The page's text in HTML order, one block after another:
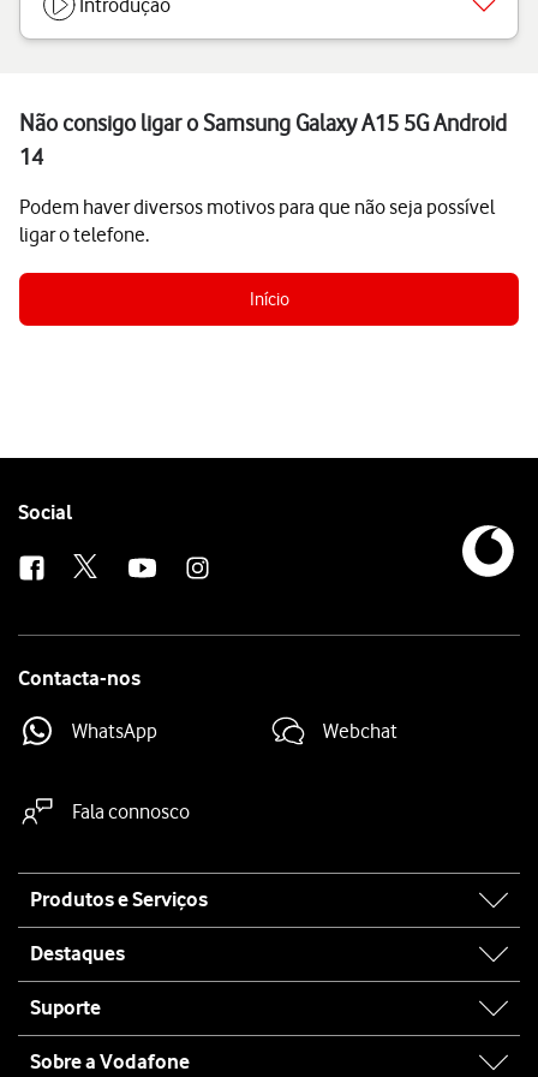
Introdução
Não consigo ligar o Samsung Galaxy A15 5G Android
14
Podem haver diversos motivos para que não seja possível
ligar o telefone.
Início
Follow
Social
Contacta-nos
WhatsApp Webchat
Fala connosco
map
Produtos e Serviços
Destaques
Suporte
Sobre a Vodafone